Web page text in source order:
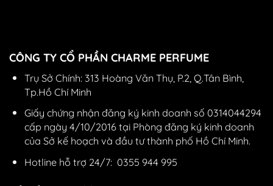
CÔNG TY CỔ PHẦN CHARME PERFUME
Trụ Sở Chính: 313 Hoàng Văn Thụ, P.2, Q.Tân Bình,
Tp.Hồ Chí Minh
Giấy chứng nhận đăng ký kinh doanh số 0314044294
cấp ngày 4/10/2016 tại Phòng đăng ký kinh doanh
của Sở kế hoạch và đầu tư thành phố Hồ Chí Minh.
Hotline hỗ trợ 24/7: 0355 944 995